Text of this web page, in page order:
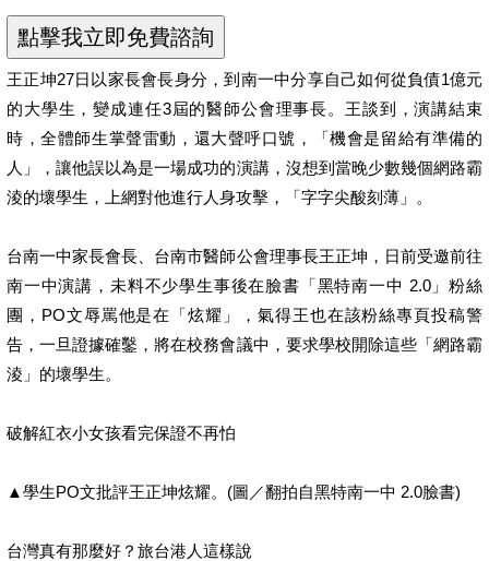
王正坤27日以家長會長身分，到南一中分享自己如何從負債1億元
的大學生，變成連任3屆的醫師公會理事長。王談到，演講結束
時，全體師生掌聲雷動，還大聲呼口號，「機會是留給有準備的
人」，讓他誤以為是一場成功的演講，沒想到當晚少數幾個網路霸
淩的壞學生，上網對他進行人身攻擊，「字字尖酸刻薄」。
台南一中家長會長、台南市醫師公會理事長王正坤，日前受邀前往
南一中演講，未料不少學生事後在臉書「黑特南一中 2.0」粉絲
團，PO文辱罵他是在「炫耀」，氣得王也在該粉絲專頁投稿警
告，一旦證據確鑿，將在校務會議中，要求學校開除這些「網路霸
淩」的壞學生。
破解紅衣小女孩看完保證不再怕
▲學生PO文批評王正坤炫耀。(圖／翻拍自黑特南一中 2.0臉書)
台灣真有那麼好？旅台港人這樣說